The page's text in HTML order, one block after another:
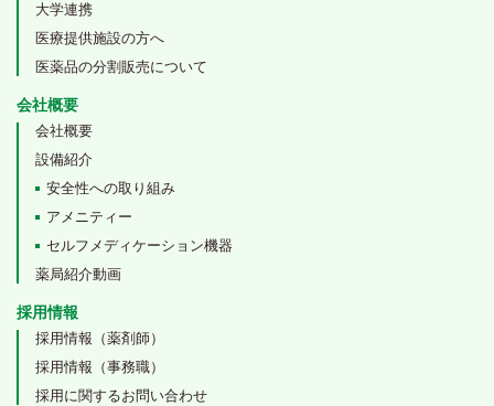
大学連携
医療提供施設の方へ
医薬品の分割販売について
会社概要
会社概要
設備紹介
安全性への取り組み
アメニティー
セルフメディケーション機器
薬局紹介動画
採用情報
採用情報（薬剤師）
採用情報（事務職）
採用に関するお問い合わせ